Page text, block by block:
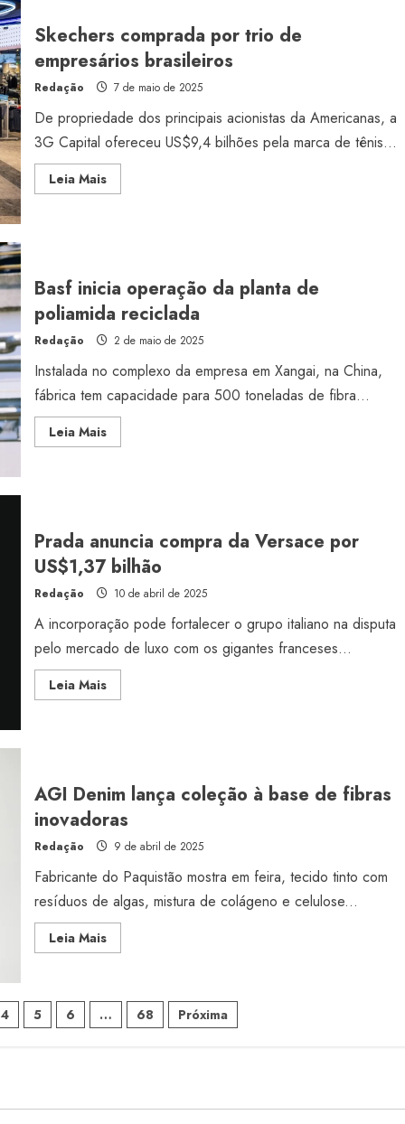
mais
valiosas
de
Skechers comprada por trio de
empresários brasileiros
Redação 7 de maio de 2025
De propriedade dos principais acionistas da Americanas, a
3G Capital ofereceu US$9,4 bilhões pela marca de tênis...
Leia MaisRead
more
empresários
brasileiros
Basf inicia operação da planta de
poliamida reciclada
Redação 2 de maio de 2025
Instalada no complexo da empresa em Xangai, na China,
fábrica tem capacidade para 500 toneladas de fibra...
Leia MaisRead
more
poliamida
reciclada
Prada anuncia compra da Versace por
US$1,37 bilhão
Redação 10 de abril de 2025
A incorporação pode fortalecer o grupo italiano na disputa
pelo mercado de luxo com os gigantes franceses...
Leia MaisRead
more
por
US$1,37
AGI Denim lança coleção à base de fibras
inovadoras
Redação 9 de abril de 2025
Fabricante do Paquistão mostra em feira, tecido tinto com
resíduos de algas, mistura de colágeno e celulose...
Leia MaisRead
more
lança
coleção
à
4 5 6 … 68 Próxima